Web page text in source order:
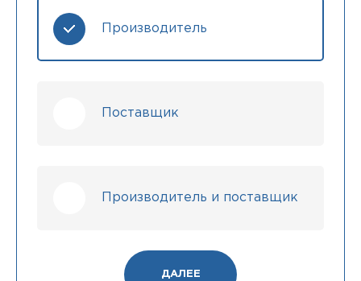
Производитель
Поставщик
Производитель и поставщик
ДАЛЕЕ